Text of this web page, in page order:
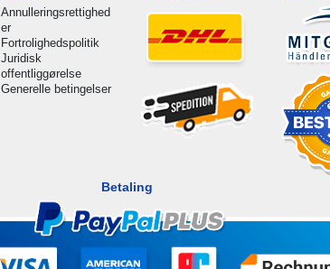
Annulleringsrettighed
er
Fortrolighedspolitik
Juridisk
offentliggørelse
Generelle betingelser
Betaling